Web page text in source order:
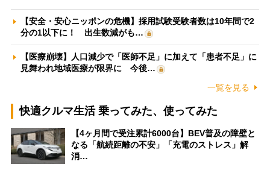
【安全・安心ニッポンの危機】採用試験受験者数は10年間で2
分の1以下に！ 出生数減がも…
【医療崩壊】人口減少で「医師不足」に加えて「患者不足」に
見舞われ地域医療が限界に 今後…
一覧を見る
快適クルマ生活 乗ってみた、使ってみた
【4ヶ月間で受注累計6000台】BEV普及の障壁と
なる「航続距離の不安」「充電のストレス」解
消…